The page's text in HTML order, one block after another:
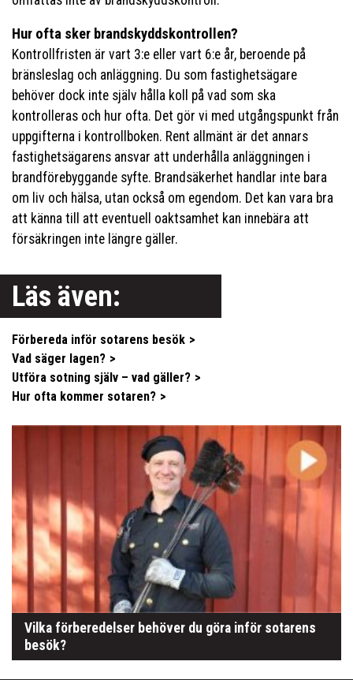
Hur ofta sker brandskyddskontrollen?
Kontrollfristen är vart 3:e eller vart 6:e år, beroende på
bränsleslag och anläggning. Du som fastighetsägare
behöver dock inte själv hålla koll på vad som ska
kontrolleras och hur ofta. Det gör vi med utgångspunkt från
uppgifterna i kontrollboken. Rent allmänt är det annars
fastighetsägarens ansvar att underhålla anläggningen i
brandförebyggande syfte. Brandsäkerhet handlar inte bara
om liv och hälsa, utan också om egendom. Det kan vara bra
att känna till att eventuell oaktsamhet kan innebära att
försäkringen inte längre gäller.
Läs även:
Förbereda inför sotarens besök
Vad säger lagen?
Utföra sotning själv – vad gäller?
Hur ofta kommer sotaren?
Vilka förberedelser behöver du göra inför sotarens
besök?